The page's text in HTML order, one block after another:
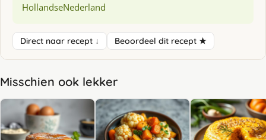
HollandseNederland
Direct naar recept ↓ Beoordeel dit recept ★
Misschien ook lekker